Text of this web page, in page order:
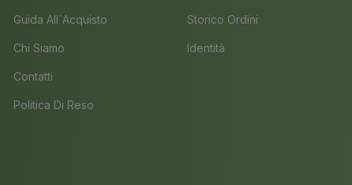
Guida All´acquisto
Chi Siamo
Contatti
Politica Di Reso
Storico Ordini
Identità